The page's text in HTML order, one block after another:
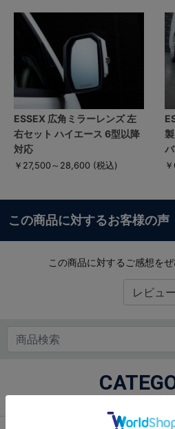
ESSEX 広角ミラーレンズ 左
右セット ハイエース 6型以降
対応
￥27,500～28,600 (税込)
この商品に対するお客様の声
この商品に対するご感想をぜ
レビュー